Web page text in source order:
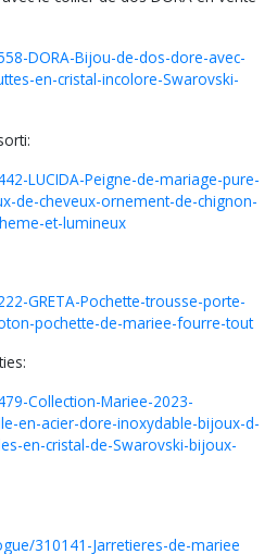
DORA-Bijou-de-dos-dore-avec-
en-cristal-incolore-Swarovski-
LUCIDA-Peigne-de-mariage-pure-
de-cheveux-ornement-de-chignon-
et-lumineux
GRETA-Pochette-trousse-porte-
pochette-de-mariee-fourre-tout
Collection-Mariee-2023-
en-acier-dore-inoxydable-bijoux-d-
en-cristal-de-Swarovski-bijoux-
310141-Jarretieres-de-mariee